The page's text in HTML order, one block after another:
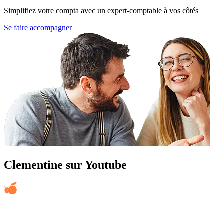
Simplifiez votre compta avec un expert-comptable à vos côtés
Se faire accompagner
Clementine sur Youtube